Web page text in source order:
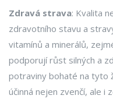
Zdravá strava: Kvalita
zdravotního stavu a
vitamínů a minerálů,
podporují růst silných a
potraviny bohaté na tyto
účinná nejen zvenčí, ale i